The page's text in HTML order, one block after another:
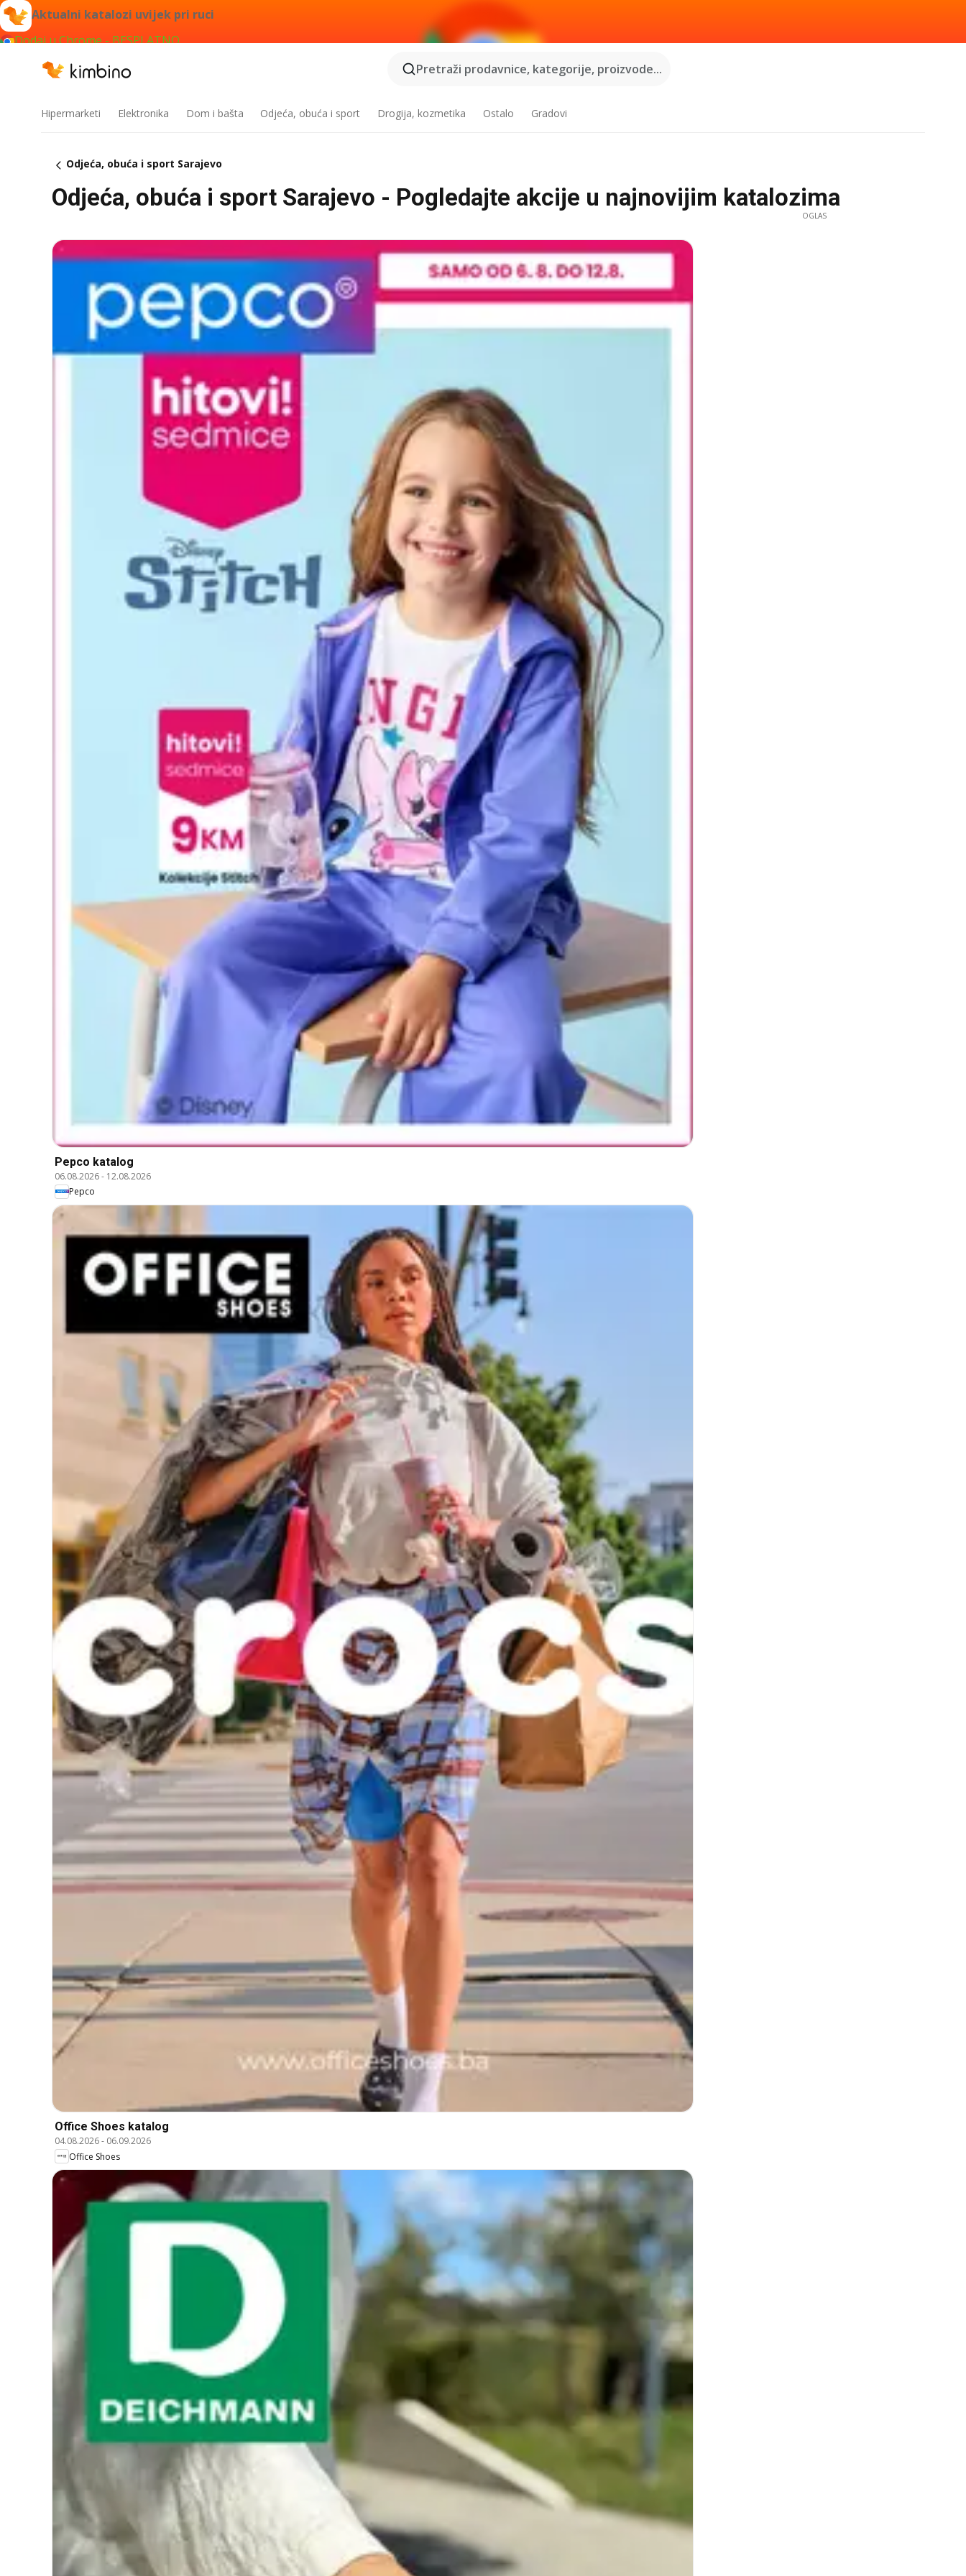
Aktualni katalozi uvijek pri ruci
Dodaj u Chrome - BESPLATNO
Pretraži prodavnice, kategorije, proizvode...
Hipermarketi Elektronika Dom i bašta Odjeća, obuća i sport Drogija, kozmetika Ostalo Gradovi
Odjeća, obuća i sport Sarajevo
Odjeća, obuća i sport Sarajevo - Pogledajte akcije u najnovijim katalozima
Pepco katalog
06.08.2026- 12.08.2026
Pepco
Office Shoes katalog
04.08.2026- 06.09.2026
Office Shoes
OGLAS